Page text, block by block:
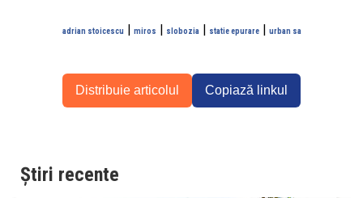
adrian stoicescu miros slobozia| statie epurare| urban sa
Distribuie articolul Copiază linkul
Știri recente